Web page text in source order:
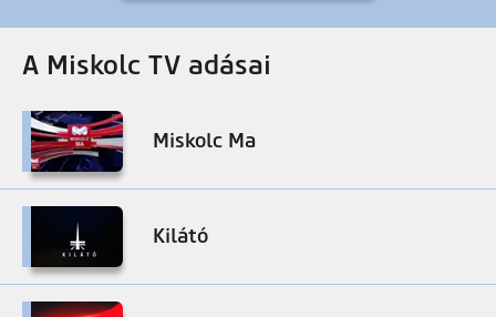
A Miskolc TV adásai
Miskolc Ma
Kilátó